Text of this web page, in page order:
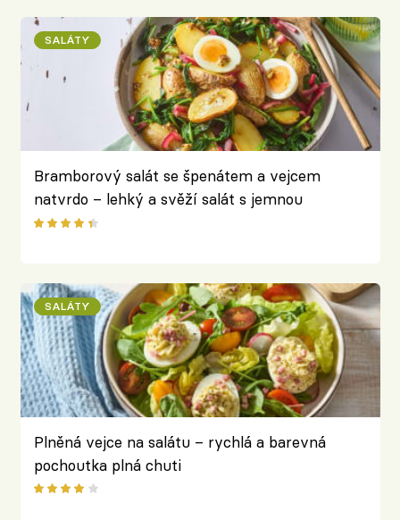
SALÁTY
Bramborový salát se špenátem a vejcem
natvrdo – lehký a svěží salát s jemnou
hořčičnou zálivkou
SALÁTY
Plněná vejce na salátu – rychlá a barevná
pochoutka plná chuti